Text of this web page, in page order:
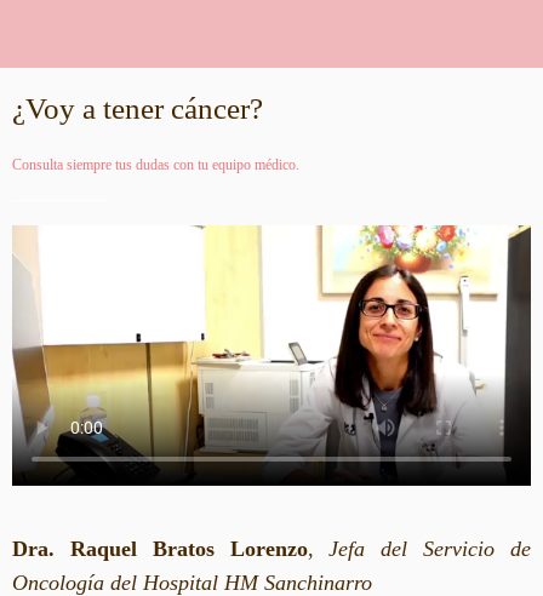
¿Voy a tener cáncer?
Consulta siempre tus dudas con tu equipo médico.
Dra. Raquel Bratos Lorenzo,Jefa del Servicio de
Oncología del Hospital HM Sanchinarro